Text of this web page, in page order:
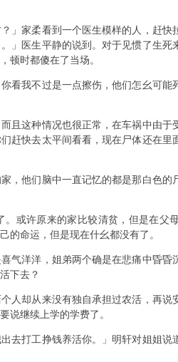
」家柔看到一个医生模样的人，赶
」医生平静的说到。对于见惯了生死
顿时都傻在了当场。
看我不过是一点擦伤，他们怎幺可
且这种情况也很正常，在车祸中由
赶快去太平间看看，现在尸体还在里
，他们脑中一直记忆的都是那白色的
或许原来的家比较清贫，但是在父
的命运，但是现在什幺都没有了。
气洋洋，姐弟两个确是在悲痛中昏昏
下去？
人却从来没有独自承担过农活，再说
说继续上学的学费了。
去打工挣钱养活你。」明轩对姐姐